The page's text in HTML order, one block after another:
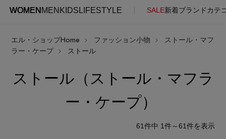
WOMEN MEN KIDS LIFESTYLE SALE新着ブランド カテ
WOMENMENKIDSLIFESTYLE
ITEMS
新着アイテム
ログイン
はじめてご利用の方
新規会員登録
SEE RESULTS
エル・ショップHome ファッション小物
ストール・マフ
ラー・ケープ
ストール
ストール（ストール・マフラ
ー・ケープ）
61件中 1件～61件を表示